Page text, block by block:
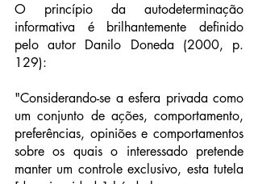
O princípio da autodeterminação
informativa é brilhantemente definido
pelo autor Danilo Doneda (2000, p.
129):
"Considerando-se a esfera privada como
um conjunto de ações, comportamento,
preferências, opiniões e comportamentos
sobre os quais o interessado pretende
manter um controle exclusivo, esta tutela